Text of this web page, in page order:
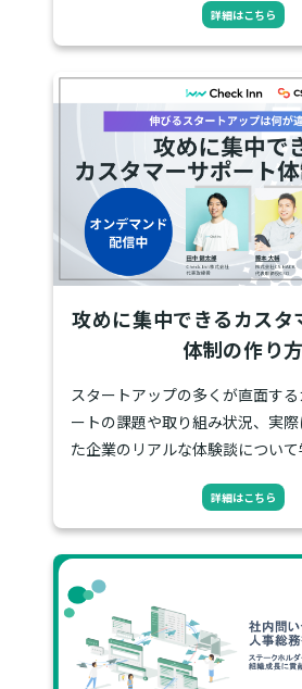
詳細はこちら
攻めに集中できるカスタ
体制の作り方
スタートアップの多くが直面す
ートの課題や取り組み状況、実
た企業のリアルな体験談について
詳細はこちら